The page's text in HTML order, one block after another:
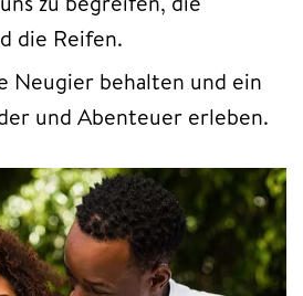
die Reifen.
Neugier behalten und ein
und Abenteuer erleben.